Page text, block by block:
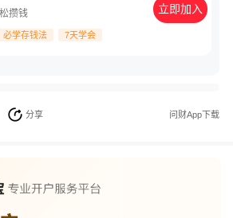
攒钱
必学存钱法 7天学会
立即加入
分享 问财App下载